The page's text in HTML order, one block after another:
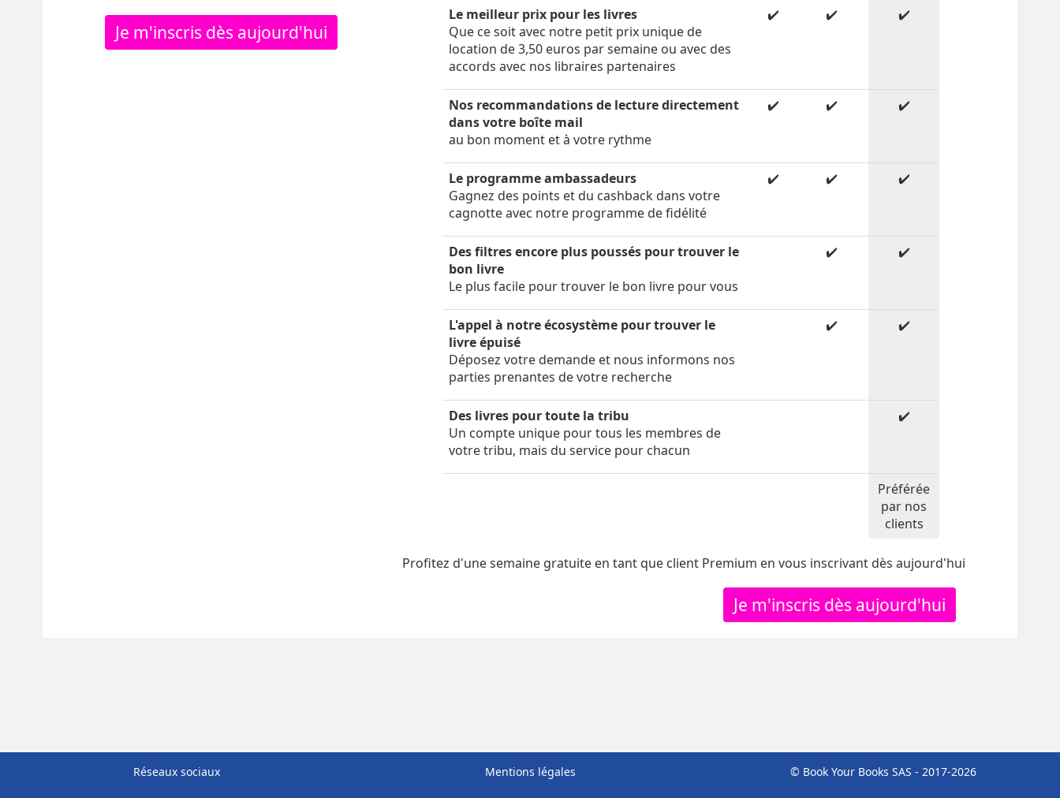
Je m'inscris dès aujourd'hui
Le meilleur prix pour les livres
Que ce soit avec notre petit prix unique de
location de 3,50 euros par semaine ou avec des
accords avec nos libraires partenaires
✔️ ✔️ ✔️
Nos recommandations de lecture directement
dans votre boîte mail
au bon moment et à votre rythme
✔️ ✔️ ✔️
Le programme ambassadeurs
Gagnez des points et du cashback dans votre
cagnotte avec notre programme de fidélité
✔️ ✔️ ✔️
Des filtres encore plus poussés pour trouver le
bon livre
Le plus facile pour trouver le bon livre pour vous
✔️ ✔️
L'appel à notre écosystème pour trouver le
livre épuisé
Déposez votre demande et nous informons nos
parties prenantes de votre recherche
✔️ ✔️
Des livres pour toute la tribu
Un compte unique pour tous les membres de
votre tribu, mais du service pour chacun
✔️
Préférée
par nos
clients
Profitez d'une semaine gratuite en tant que client Premium en vous inscrivant dès aujourd'hui
Je m'inscris dès aujourd'hui
Réseaux sociaux Mentions légales © Book Your Books SAS - 2017-2026